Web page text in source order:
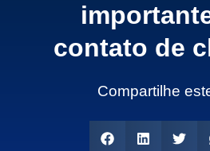
contato de
Compartilhe